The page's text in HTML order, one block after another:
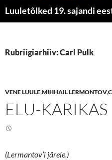
Luuletõlked 19. sajandi
Rubriigiarhiiv: Carl Pulk
VENE LUULE,MIHHAIL LERMONTOV,
ELU-KARIKAS
(Lermantov’i järele.)